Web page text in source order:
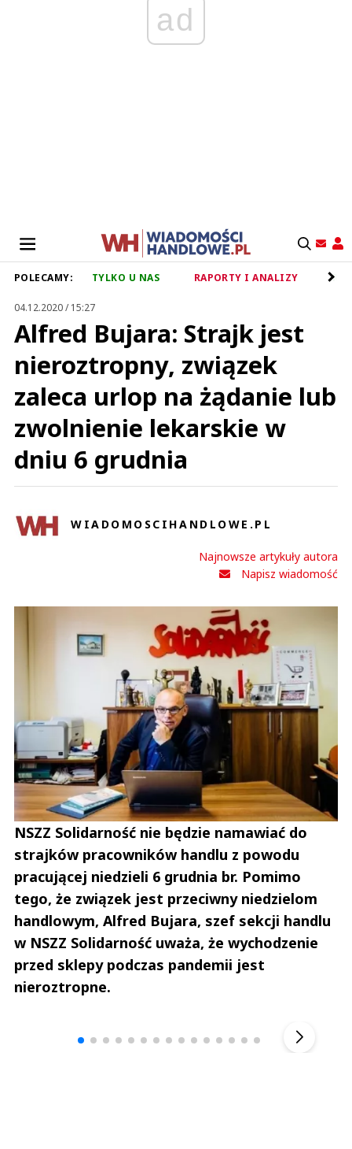
ad
POLECAMY: TYLKO U NAS RAPORTY I ANALIZY
04.12.2020 / 15:27
Alfred Bujara: Strajk jest
nieroztropny, związek
zaleca urlop na żądanie lub
zwolnienie lekarskie w
dniu 6 grudnia
WIADOMOSCIHANDLOWE.PL
Najnowsze artykuły autora
Napisz wiadomość
NSZZ Solidarność nie będzie namawiać do
strajków pracowników handlu z powodu
pracującej niedzieli 6 grudnia br. Pomimo
tego, że związek jest przeciwny niedzielom
handlowym, Alfred Bujara, szef sekcji handlu
w NSZZ Solidarność uważa, że wychodzenie
przed sklepy podczas pandemii jest
nieroztropne.